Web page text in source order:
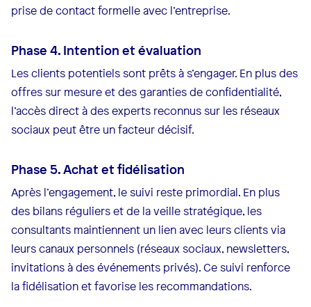
prise de contact formelle avec l’entreprise.
Phase 4. Intention et évaluation
Les clients potentiels sont prêts à s’engager. En plus des
offres sur mesure et des garanties de confidentialité,
l’accès direct à des experts reconnus sur les réseaux
sociaux peut être un facteur décisif.
Phase 5. Achat et fidélisation
Après l’engagement, le suivi reste primordial. En plus
des bilans réguliers et de la veille stratégique, les
consultants maintiennent un lien avec leurs clients via
leurs canaux personnels (réseaux sociaux, newsletters,
invitations à des événements privés). Ce suivi renforce
la fidélisation et favorise les recommandations.